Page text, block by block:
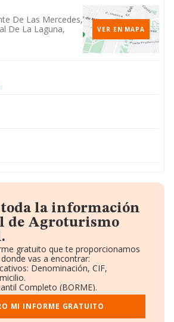
De Las Mercedes,
De La Laguna,
VER EN MAPA
toda la información
de Agroturismo
gratuito que te proporcionamos
vas a encontrar:
Denominación, CIF,
Completo (BORME).
Ventas y Empleados.
y Administradores.
MI INFORME GRATUITO